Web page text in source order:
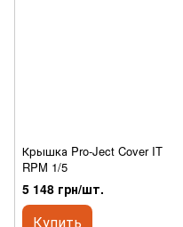
Крышка Pro-Ject Cover IT
RPM 1/5
5 148 грн/шт.
Купить